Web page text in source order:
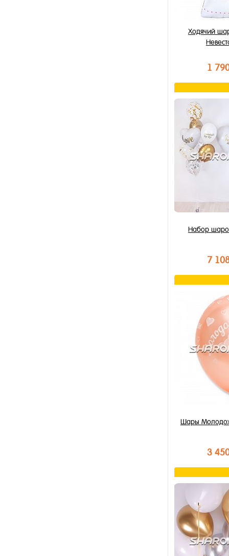
Ходячий
1
В
Купить в 1
В избранное
В наличии
Набор
7
Купить в 1
В избранное
В наличии
Шары
3
В
Купить в 1
В избранное
В наличии